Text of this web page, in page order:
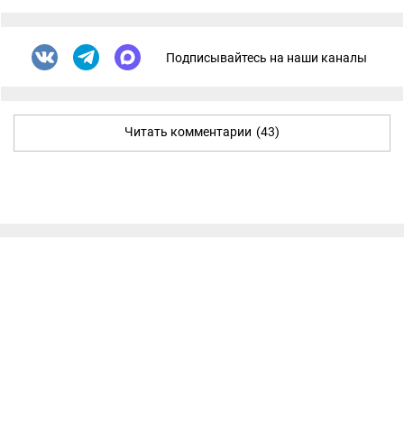
Подписывайтесь на наши каналы
Читать комментарии (43)